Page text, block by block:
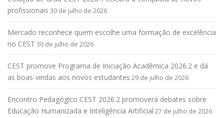
profissionais 30 de julho de 2026
Mercado reconhece quem escolhe uma formação de excelência
no CEST 30 de julho de 2026
CEST promove Programa de Iniciação Acadêmica 2026.2 e dá
as boas-vindas aos novos estudantes 29 de julho de 2026
Encontro Pedagógico CEST 2026.2 promoverá debates sobre
Educação Humanizada e Inteligência Artificial 27 de julho de 2026